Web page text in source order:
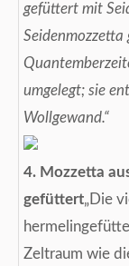
gefüttert mit
Seidenmozzetta
umgelegt; sie
Wollgewand.“
4. Mozzetta
gefüttert„Die
Zeltraum wie